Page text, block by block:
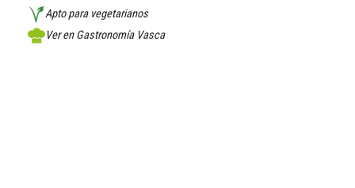
Apto para vegetarianos
Ver en Gastronomía Vasca